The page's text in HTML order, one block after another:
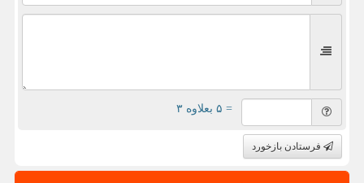
= ۵ بعلاوه ۳
فرستادن بازخورد